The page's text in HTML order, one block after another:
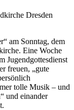
Dresden
am Sonntag, dem
Eine Woche
Jugendgottesdienst
freuen, „gute
tolle Musik – und
und einander